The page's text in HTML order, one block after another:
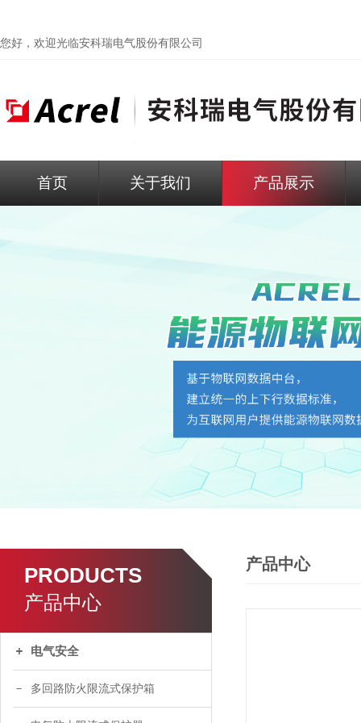
您好，欢迎光临安科瑞电气股份有限公司
首页 关于我们 产品展示
PRODUCTS
产品中心
电气安全
多回路防火限流式保护箱
产品中心